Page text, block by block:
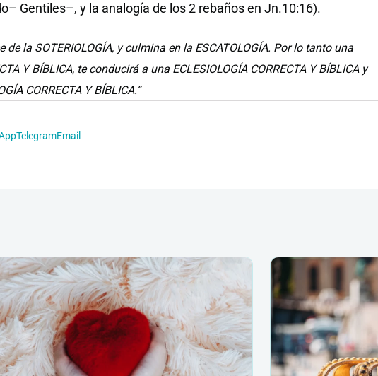
Gentiles–, y la analogía de los 2 rebaños en Jn.10:16).
de la SOTERIOLOGÍA, y culmina en la ESCATOLOGÍA. Por lo tanto una
Y BÍBLICA, te conducirá a una ECLESIOLOGÍA CORRECTA Y BÍBLICA y
CORRECTA Y BÍBLICA.”
TelegramEmail